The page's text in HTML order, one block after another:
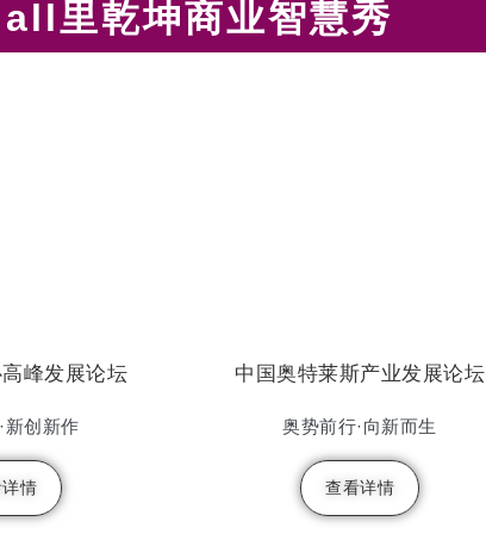
里乾坤商业智慧秀
峰发展论坛
新创新作
情
中国奥特莱斯产业发展论坛
奥势前行·向新而生
查看详情